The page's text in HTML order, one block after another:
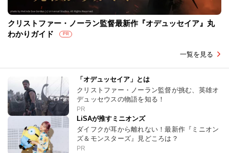
クリストファー・ノーラン監督最新作『オデュッセイア』丸
わかりガイド
PR
一覧を見る
「オデュッセイア」とは
クリストファー・ノーラン監督が挑む、英雄オ
デュッセウスの物語を知る！
PR
LiSAが推すミニオンズ
ダイフクが耳から離れない！最新作『ミニオン
ズ＆モンスターズ』見どころは？
PR